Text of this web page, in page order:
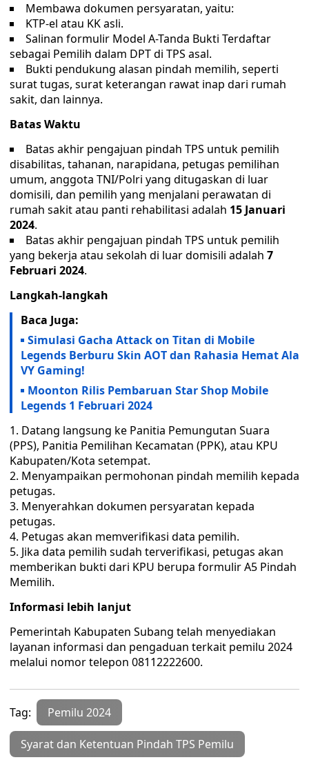
Membawa dokumen persyaratan, yaitu:
KTP-el atau KK asli.
Salinan formulir Model A-Tanda Bukti Terdaftar
sebagai Pemilih dalam DPT di TPS asal.
Bukti pendukung alasan pindah memilih, seperti
surat tugas, surat keterangan rawat inap dari rumah
sakit, dan lainnya.
Batas Waktu
Batas akhir pengajuan pindah TPS untuk pemilih
disabilitas, tahanan, narapidana, petugas pemilihan
umum, anggota TNI/Polri yang ditugaskan di luar
domisili, dan pemilih yang menjalani perawatan di
rumah sakit atau panti rehabilitasi adalah 15 Januari
2024.
Batas akhir pengajuan pindah TPS untuk pemilih
yang bekerja atau sekolah di luar domisili adalah 7
Februari 2024.
Langkah-langkah
Baca Juga:
Simulasi Gacha Attack on Titan di Mobile
Legends Berburu Skin AOT dan Rahasia Hemat Ala
VY Gaming!
Moonton Rilis Pembaruan Star Shop Mobile
Legends 1 Februari 2024
Datang langsung ke Panitia Pemungutan Suara
(PPS), Panitia Pemilihan Kecamatan (PPK), atau KPU
Kabupaten/Kota setempat.
Menyampaikan permohonan pindah memilih kepada
petugas.
Menyerahkan dokumen persyaratan kepada
petugas.
Petugas akan memverifikasi data pemilih.
Jika data pemilih sudah terverifikasi, petugas akan
memberikan bukti dari KPU berupa formulir A5 Pindah
Memilih.
Informasi lebih lanjut
Pemerintah Kabupaten Subang telah menyediakan
layanan informasi dan pengaduan terkait pemilu 2024
melalui nomor telepon 08112222600.
Tag: Pemilu 2024
Syarat dan Ketentuan Pindah TPS Pemilu